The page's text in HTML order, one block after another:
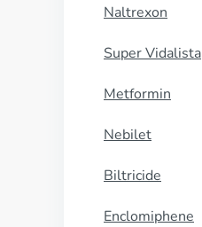
Naltrexon
Super Vidalista
Metformin
Nebilet
Biltricide
Enclomiphene